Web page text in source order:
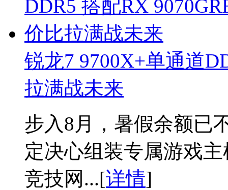
锐龙7 9700X+单通道
拉满战未来
步入8月，暑假余额已
定决心组装专属游戏
竞技网...[详情]